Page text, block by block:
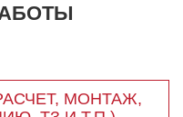
МОНТАЖ,